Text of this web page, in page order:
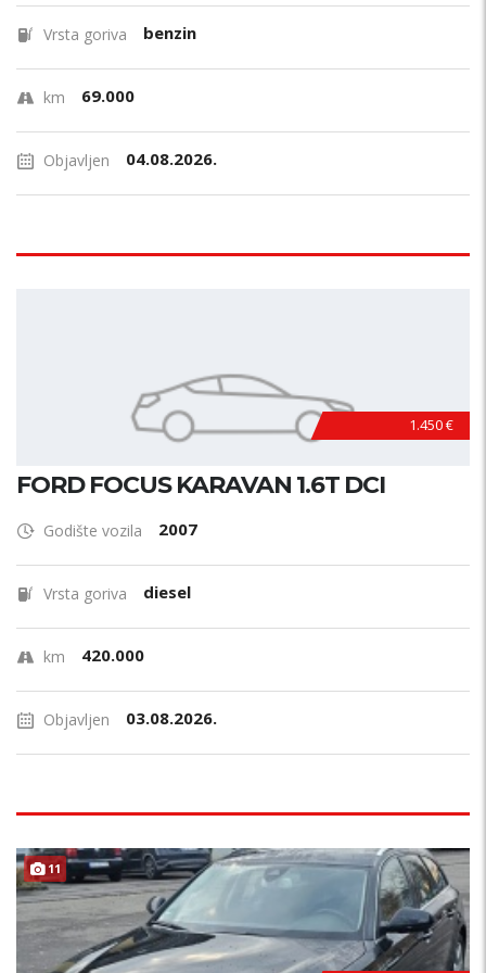
Vrsta goriva benzin
km 69.000
Objavljen 04.08.2026.
1.450 €
FORD FOCUS KARAVAN 1.6T DCI
Godište vozila 2007
Vrsta goriva diesel
km 420.000
Objavljen 03.08.2026.
11